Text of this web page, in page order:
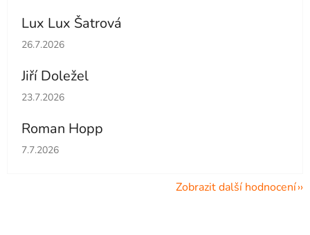
Lux Lux Šatrová
Hodnocení obchodu je 5 z 5 hvězdiček.
26.7.2026
Jiří Doležel
Hodnocení obchodu je 5 z 5 hvězdiček.
23.7.2026
Roman Hopp
Hodnocení obchodu je 5 z 5 hvězdiček.
7.7.2026
Zobrazit další hodnocení